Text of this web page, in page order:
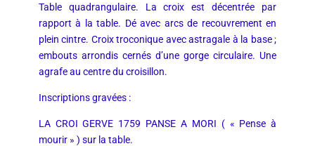
Table quadrangulaire. La croix est décentrée par
rapport à la table. Dé avec arcs de recouvrement en
plein cintre. Croix troconique avec astragale à la base ;
embouts arrondis cernés d’une gorge circulaire. Une
agrafe au centre du croisillon.
Inscriptions gravées :
LA CROI GERVE 1759 PANSE A MORI ( « Pense à
mourir » ) sur la table.